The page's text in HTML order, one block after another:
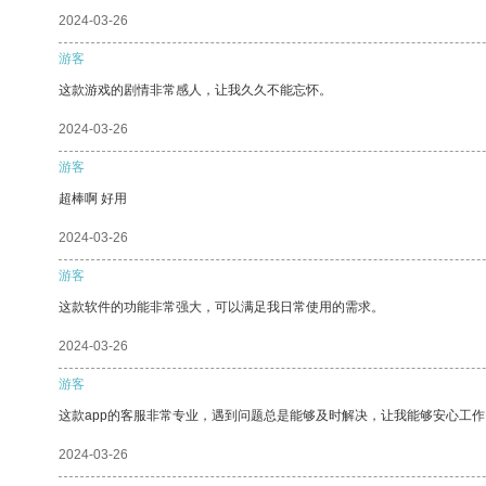
2024-03-26
游客
这款游戏的剧情非常感人，让我久久不能忘怀。
2024-03-26
游客
超棒啊 好用
2024-03-26
游客
这款软件的功能非常强大，可以满足我日常使用的需求。
2024-03-26
游客
这款app的客服非常专业，遇到问题总是能够及时解决，让我能够安心工
2024-03-26